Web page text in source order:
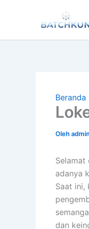
Beranda
Olehadmin
Selamat
adanya
Saat ini,
dan